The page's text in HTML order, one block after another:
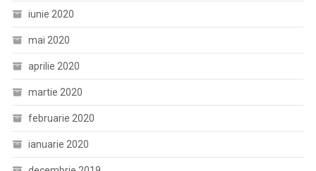
iunie 2020
mai 2020
aprilie 2020
martie 2020
februarie 2020
ianuarie 2020